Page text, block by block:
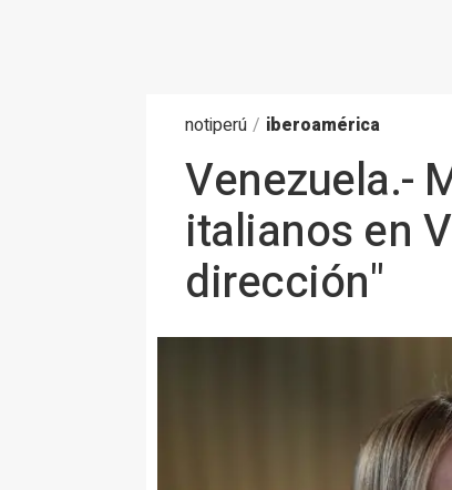
notiperú / iberoamérica
Venezuela.-
italianos en
dirección"